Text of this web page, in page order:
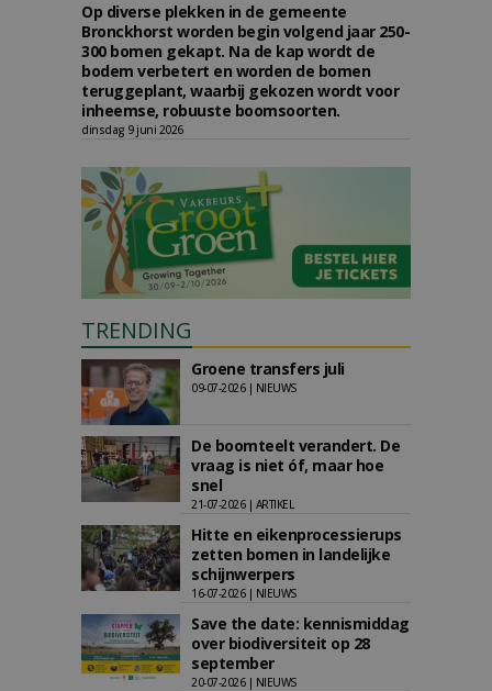
Op diverse plekken in de gemeente
Bronckhorst worden begin volgend jaar 250-
300 bomen gekapt. Na de kap wordt de
bodem verbetert en worden de bomen
teruggeplant, waarbij gekozen wordt voor
inheemse, robuuste boomsoorten.
dinsdag 9 juni 2026
TRENDING
Groene transfers juli
09-07-2026 | NIEUWS
De boomteelt verandert. De
vraag is niet óf, maar hoe
snel
21-07-2026 | ARTIKEL
Hitte en eikenprocessierups
zetten bomen in landelijke
schijnwerpers
16-07-2026 | NIEUWS
Save the date: kennismiddag
over biodiversiteit op 28
september
20-07-2026 | NIEUWS